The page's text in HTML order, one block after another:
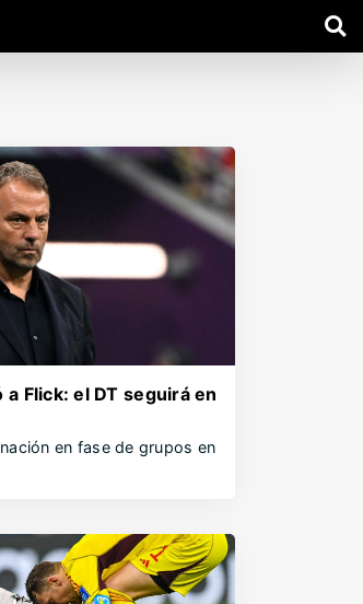
a Flick: el DT seguirá en
en fase de grupos en